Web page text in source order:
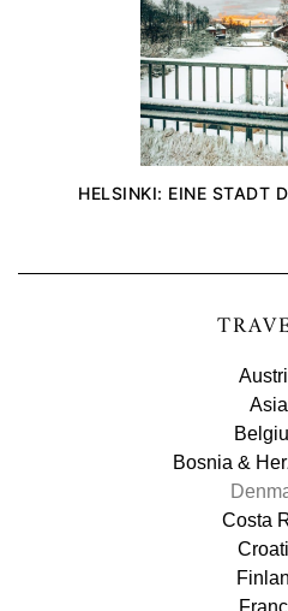
HELSINKI: EINE STADT
Asia
Bosnia &
Costa